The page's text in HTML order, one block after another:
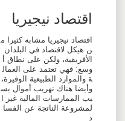
اقتصاد نيجيريا
اقتصاد نيجيريا مشابه كثيرا م
ن هيكل لاقتصاد في البلدان
الأفريقية، ولكن على نطاق أ
وسع: فهي تعتمد على العمال
ة والموارد الطبيعية الوفيرة،
وأيضا هناك تهريب أموال بس
بب الممارسات المالية غير ا
لمشروعة الناتجة عن الفسا
د